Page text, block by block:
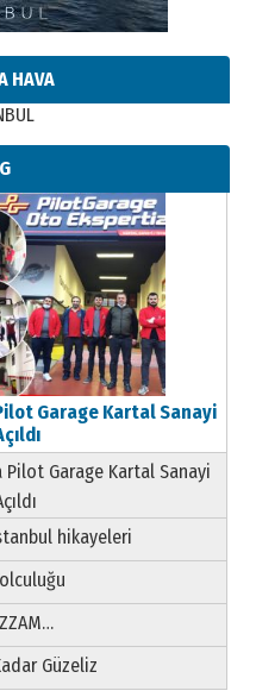
HAVA
Garage Kartal Sanayi
Garage Kartal Sanayi
hikayeleri
Güzeliz